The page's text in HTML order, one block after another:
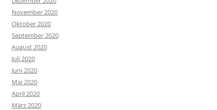
November 2020
Oktober 2020
September 2020
August 2020
Juli 2020
Juni 2020
Mai 2020
April 2020
März 2020